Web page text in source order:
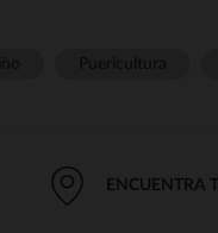
ENCUENTRA